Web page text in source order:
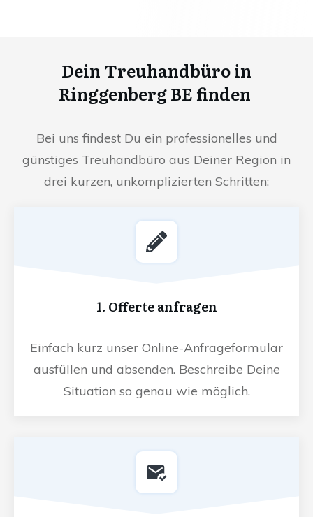
Dein Treuhandbüro in
Ringgenberg BE finden
Bei uns findest Du ein professionelles und
günstiges Treuhandbüro aus Deiner Region in
drei kurzen, unkomplizierten Schritten:
1. Offerte anfragen
Einfach kurz unser Online-Anfrageformular
ausfüllen und absenden. Beschreibe Deine
Situation so genau wie möglich.